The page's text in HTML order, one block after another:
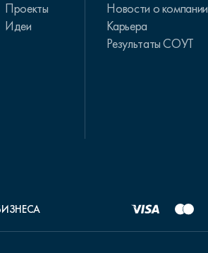
Проекты
Идеи
Новости о компании
Карьера
Результаты СОУТ